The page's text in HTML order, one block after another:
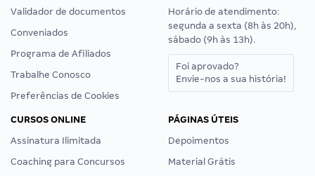
Validador de documentos
Conveniados
Programa de Afiliados
Trabalhe Conosco
Preferências de Cookies
Horário de atendimento:
segunda a sexta (8h às 20h),
sábado (9h às 13h).
Foi aprovado?
Envie-nos a sua história!
CURSOS ONLINE
Assinatura Ilimitada
Coaching para Concursos
PÁGINAS ÚTEIS
Depoimentos
Material Grátis